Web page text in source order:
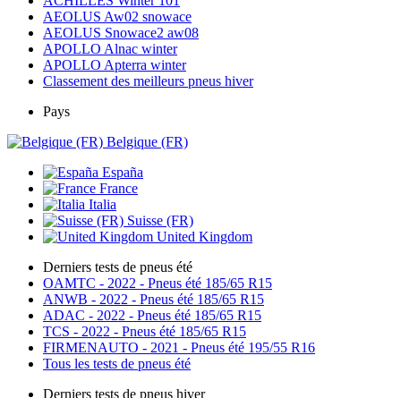
AEOLUS Aw02 snowace
AEOLUS Snowace2 aw08
APOLLO Alnac winter
APOLLO Apterra winter
Classement des meilleurs pneus hiver
Pays
Belgique (FR)
España
France
Italia
Suisse (FR)
United Kingdom
Derniers tests de pneus été
OAMTC - 2022 - Pneus été 185/65 R15
ANWB - 2022 - Pneus été 185/65 R15
ADAC - 2022 - Pneus été 185/65 R15
TCS - 2022 - Pneus été 185/65 R15
FIRMENAUTO - 2021 - Pneus été 195/55 R16
Tous les tests de pneus été
Derniers tests de pneus hiver